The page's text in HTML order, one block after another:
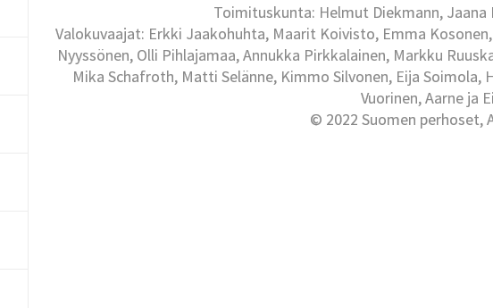
Toimituskunta: Helmut Diekmann, Jaana
Valokuvaajat: Erkki Jaakohuhta, Maarit Koivisto, Emma
Nyyssönen, Olli Pihlajamaa, Annukka Pirkkalainen, Markku
Mika Schafroth, Matti Selänne, Kimmo Silvonen, Eija
Vuorinen, Aarne ja
© 2022 Suomen perhoset,